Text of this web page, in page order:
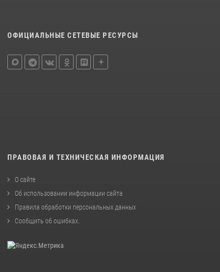
ОФИЦИАЛЬНЫЕ СЕТЕВЫЕ РЕСУРСЫ
ПРАВОВАЯ И ТЕХНИЧЕСКАЯ ИНФОРМАЦИЯ
О сайте
Об использовании информации сайта
Правила обработки персональных данных
Сообщить об ошибках.